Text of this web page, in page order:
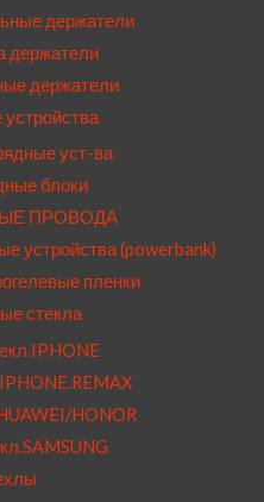
держатели
держатели
держатели
уст-ва
блоки
ПРОВОДА
устройства (powerbank)
пленки
стекла
HONOR